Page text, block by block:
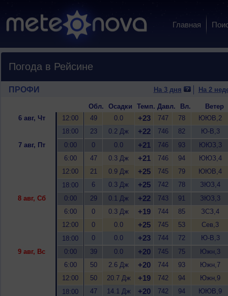
Главная
Погода в Рейсине
ПРОФИ На 3 дня На 2
Обл. Осадки Темп. Давл. Вл.
Ветер
6 авг, Чт
12:00 49 0.0 +23 747 78
ЮЮВ,2
18:00
23 0.2 Дж +22 746 82
Ю-В,3
7 авг, Пт
0:00 0 0.0 +21 746 93
ЮЮЗ,3
6:00
47 0.3 Дж +21 746 94
ЮЮЗ,4
12:00
21 0.9 Дж +25 745 79
ЮЮВ,4
18:00
6 0.3 Дж +25 742 78
ЗЮЗ,4
8 авг, Сб
0:00 29 0.1 Дж +22 743 91
ЗЮЗ,3
6:00
0 0.3 Дж +19 744 85
ЗСЗ,4
12:00
0 0.0 +25 745 53
Сев,3
18:00
0 0.0 +23 744 72
Ю-В,3
9 авг, Вс
0:00 39 0.0 +20 745 75
Южн,3
6:00
50 2.6 Дж +20 744 93
Южн,7
12:00
50 20.7 Дж +19 742 94
Южн,9
18:00
47 14.1 Дж +20 742 94
ЮЮВ,9